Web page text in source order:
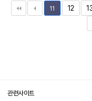
11 12
관련사이트